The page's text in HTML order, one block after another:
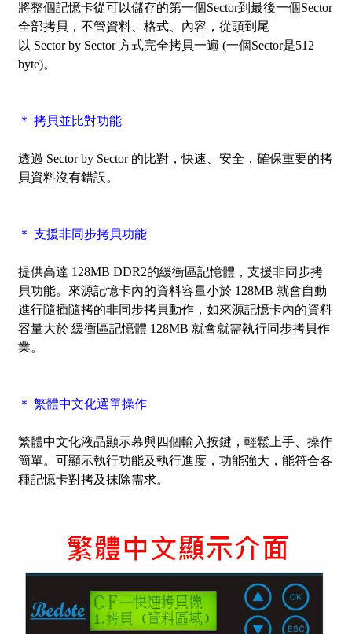
將整個記憶卡從可以儲存的第一個Sector到最後一個Sector
全部拷貝，不管資料、格式、內容，從頭到尾
以 Sector by Sector方式完全拷貝一遍 (一個Sector是512
byte)。
＊ 拷貝並比對功能
透過 Sector by Sector 的比對，快速、安全，確保重要的拷
貝資料沒有錯誤。
＊ 支援非同步拷貝功能
提供高達 128MB DDR2的緩衝區記憶體，支援非同步拷
貝功能。來源記憶卡內的資料容量小於 128MB 就會自動
進行隨插隨拷的非同步拷貝動作，如來源記憶卡內的資料
容量大於 緩衝區記憶體 128MB 就會就需執行同步拷貝作
業。
＊ 繁體中文化選單操作
繁體中文化液晶顯示幕與四個輸入按鍵，輕鬆上手、操作
簡單。可顯示執行功能及執行進度，功能強大，能符合各
種記憶卡對拷及抹除需求。